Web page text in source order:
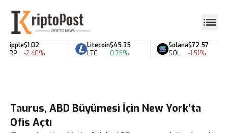
Ripple
XRP
$1.02
-2.40%
Litecoin
LTC
$45.35
0.75%
Solana
SOL
$72.57
-1.51%
Taurus, ABD Büyümesi İçin New York'ta
Ofis Açtı